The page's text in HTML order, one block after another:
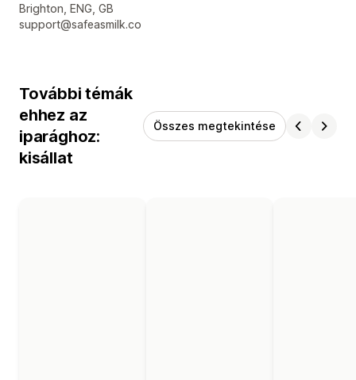
Dizájner kapcsolattartási adatai
Brighton, ENG, GB
support@safeasmilk.co
További témák
ehhez az
iparághoz:
kisállat
Összes megtekintése